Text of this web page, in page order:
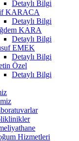
Detaylı Bilgi
KARACA
Detaylı Bilgi
KARA
Detaylı Bilgi
EMEK
Detaylı Bilgi
Özel
Detaylı Bilgi
Hizmetleri